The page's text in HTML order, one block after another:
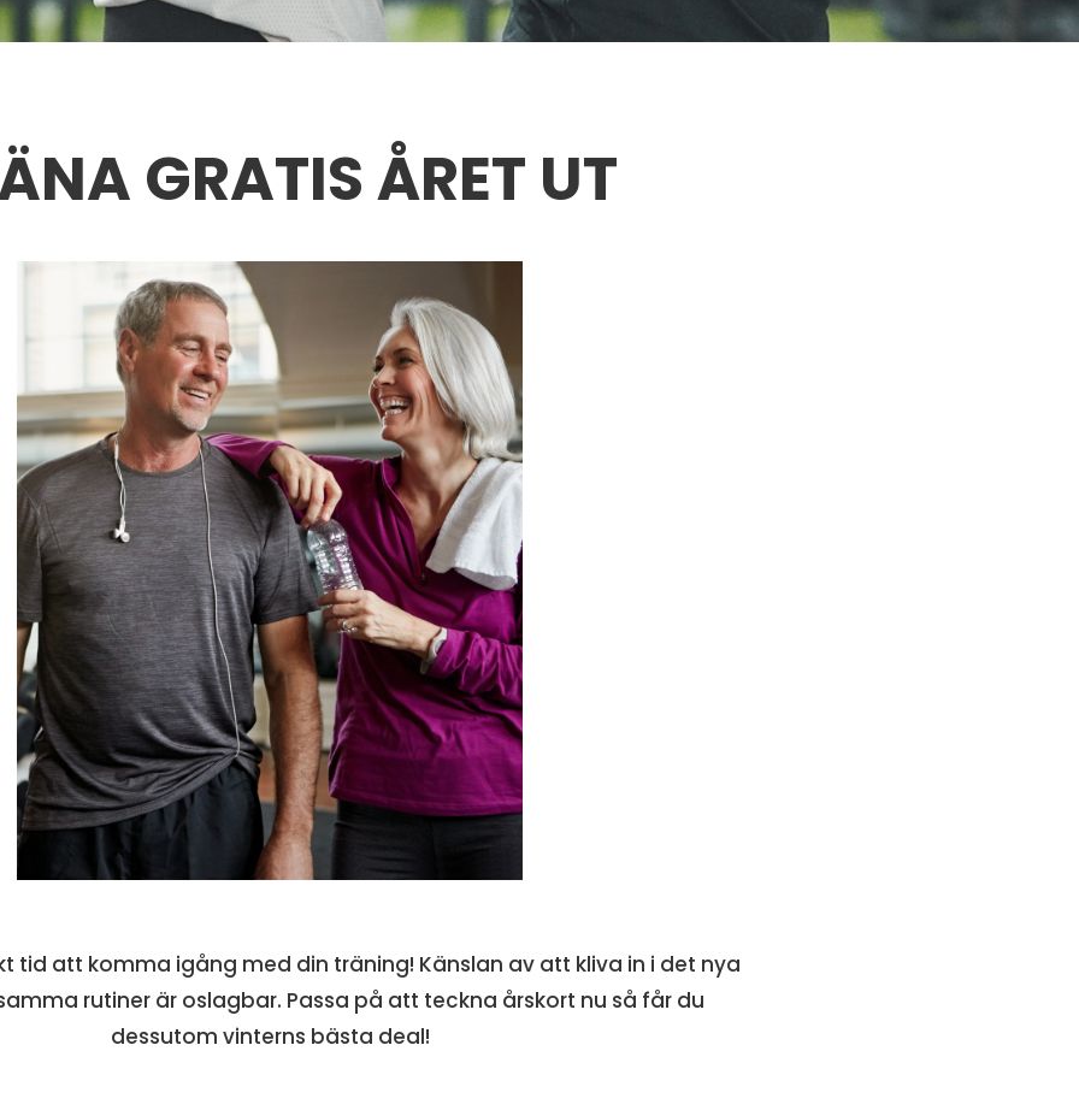
GRATIS ÅRET UT
tid att komma igång med din träning! Känslan av att kliva in i det nya
rutiner är oslagbar. Passa på att teckna årskort nu så får du
dessutom vinterns bästa deal!